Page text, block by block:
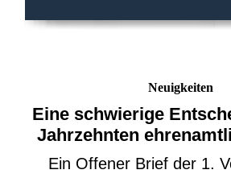
Neuigkeiten
Eine schwierige
Jahrzehnten
Ein Offener Brief der 1.